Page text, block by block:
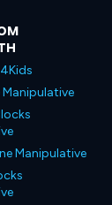
Manipulative
Manipulative